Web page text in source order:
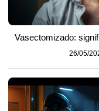
Vasectomizado:
26/05/